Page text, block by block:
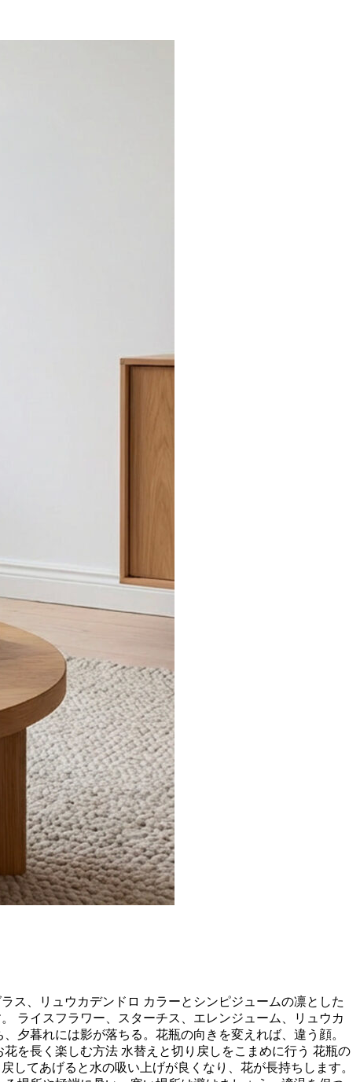
ス、リュウカデンドロ カラーとシンピジュームの凛とした
ライスフラワー、スターチス、エレンジューム、リュウカ
夕暮れには影が落ちる。花瓶の向きを変えれば、違う顔。
を長く楽しむ方法 水替えと切り戻しをこまめに行う 花瓶の
してあげると水の吸い上げが良くなり、花が長持ちします。